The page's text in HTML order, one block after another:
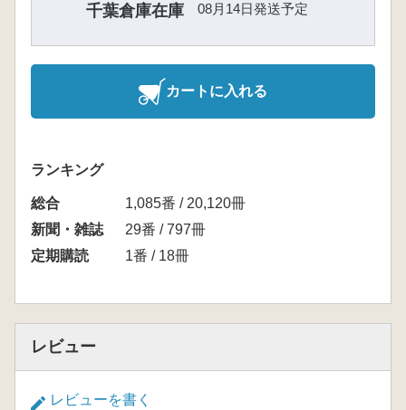
千葉倉庫在庫
08月14日発送予定
カートに入れる
ランキング
総合
1,085番 / 20,120冊
新聞・雑誌
29番 / 797冊
定期購読
1番 / 18冊
レビュー
レビューを書く